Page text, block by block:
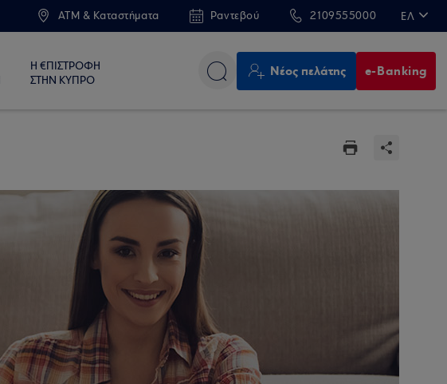
ATM & Καταστήματα Ραντεβού 2109555000 ΕΛ
Η €ΠΙΣΤΡΟΦΗ
ΣΤΗΝ ΚΥΠΡΟ
Νέος πελάτης e-Banking